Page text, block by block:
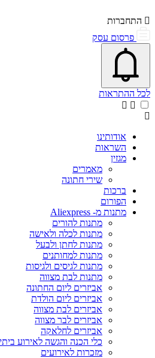
התחברות
פרסום עסק
פתיחת\סגירת מרכז התראות
אייקון פעמון
לכל ההתראות
אודותינו
השראות
מגזין
מאמרים
שירי חתונה
ברכות
הפורום
מתנות מ- Aliexpress
מתנות להורים
מתנות לכלה ולאישה
מתנות לחתן ולבעל
מתנות למחותנים
מתנות לגיסים ולגיסות
מתנות לבת מצווה
אביזרים ליום החתונה
אביזרים ליום הולדת
אביזרים לבת מצווה
אביזרים לבר מצווה
אביזרים לחלאקה
כלי הכנה והגשה לאירוע ביתי
מזכרות לאירועים